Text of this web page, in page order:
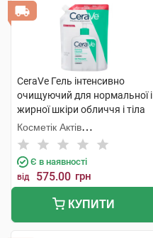
CeraVe Гель інтенсивно
очищуючий для нормальної і
жирної шкіри обличчя і тіла
473 мл 1 пакет
Косметік Актів
Інтернаціональ
Є в наявності
від 575.00 грн
КУПИТИ